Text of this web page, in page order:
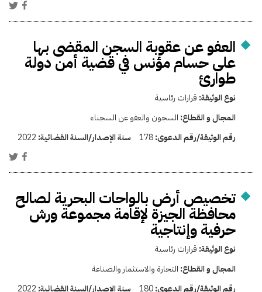
العفو عن عقوبة السجن المقضى بها
على حسام مؤنس في قضية أمن دولة
طوارئ
نوع الوثيقة: قرارات رئاسية
المجال و القطاع: السجون والعفو عن السجناء
رقم الوثيقة/رقم الدعوى:178 سنة الإصدار/السنة القضائية: 2022
تخصيص أرض بالواحات البحرية لصالح
محافظة الجيزة لإقامة مجموعة ورش
حرفية وإنتاجية
نوع الوثيقة: قرارات رئاسية
المجال و القطاع: التجارة والاستثمار والصناعة
رقم الوثيقة/رقم الدعوى:180 سنة الإصدار/السنة القضائية: 2022